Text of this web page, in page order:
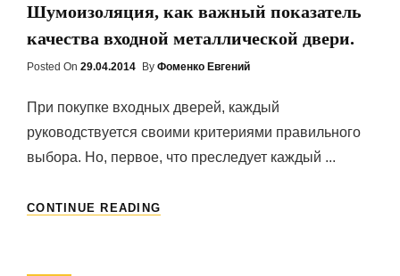
Шумоизоляция, как важный показатель
качества входной металлической двери.
Posted On Posted
29.04.2014 By Фоменко Евгений
При покупке входных дверей, каждый
руководствуется своими критериями правильного
выбора. Но, первое, что преследует каждый ...
CONTINUE READING